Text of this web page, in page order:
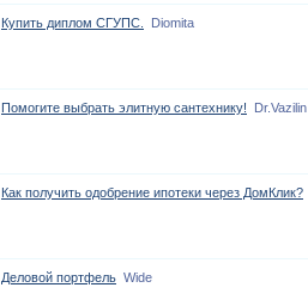
Купить диплом СГУПС.
Diomita
Помогите выбрать элитную сантехнику!
Dr.Vazilin
Как получить одобрение ипотеки через ДомКлик?
Деловой портфель Wide